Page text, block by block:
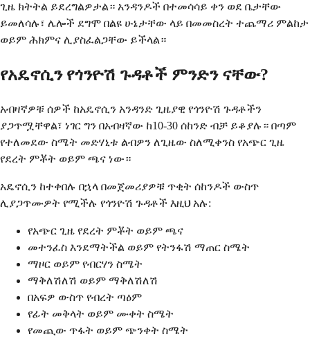
ጊዜ ክትትል ይደረግልዎታል። አንዳንዶች በተመሳሳይ ቀን ወደ ቤታቸው
ይመለሳሉ፣ ሌሎች ደግሞ በልዩ ሁኔታቸው ላይ በመመስረት ተጨማሪ ምልከታ
ወይም ሕክምና ሊያስፈልጋቸው ይችላል።
የአዴኖሲን የጎንዮሽ ጉዳቶች ምንድን ናቸው?
አብዛኛዎቹ ሰዎች ከአዴኖሲን አንዳንድ ጊዜያዊ የጎንዮሽ ጉዳቶችን
ያጋጥሟቸዋል፣ ነገር ግን በአብዛኛው ከ10-30 ሰከንድ ብቻ ይቆያሉ። በጣም
የተለመደው ስሜት መድሃኒቱ ልብዎን ለጊዜው ስለሚቀንስ የአጭር ጊዜ
የደረት ምቾት ወይም ጫና ነው።
አዴኖሲን ከተቀበሉ በኋላ በመጀመሪያዎቹ ጥቂት ሰከንዶች ውስጥ
ሊያጋጥሙዎት የሚችሉ የጎንዮሽ ጉዳቶች እዚህ አሉ:
የአጭር ጊዜ የደረት ምቾት ወይም ጫና
መተንፈስ እንደማትችል ወይም የትንፋሽ ማጠር ስሜት
ማዞር ወይም የብርሃን ስሜት
ማቅለሽለሽ ወይም ማቅለሽለሽ
በአፍዎ ውስጥ የብረት ጣዕም
የፊት መቅላት ወይም ሙቀት ስሜት
የመጪው ጥፋት ወይም ጭንቀት ስሜት